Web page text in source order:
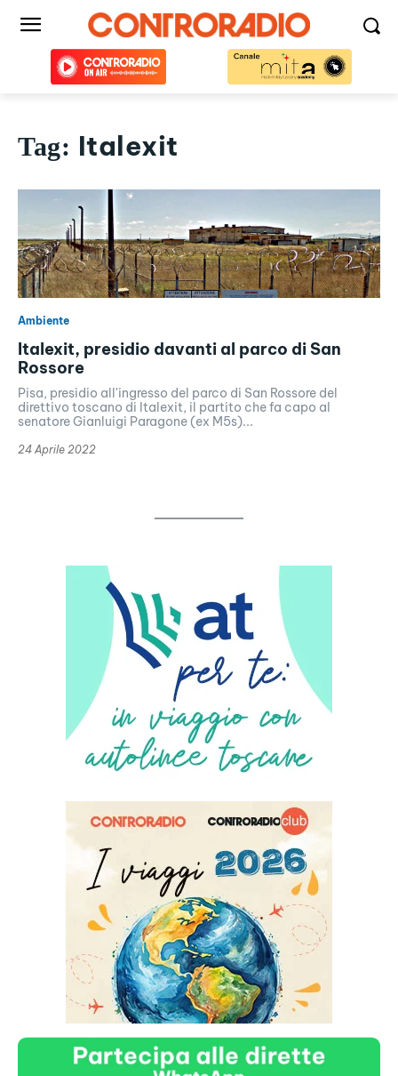
Tag: Italexit
Ambiente
Italexit, presidio davanti al parco di San
Rossore
Pisa, presidio all'ingresso del parco di San Rossore del
direttivo toscano di Italexit, il partito che fa capo al
senatore Gianluigi Paragone (ex M5s)...
24 Aprile 2022